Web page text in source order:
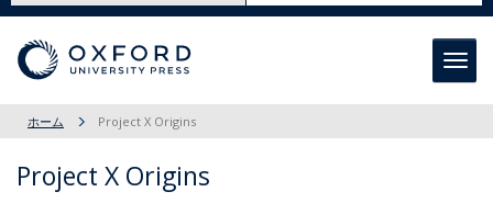
ホーム Project X Origins
Project X Origins